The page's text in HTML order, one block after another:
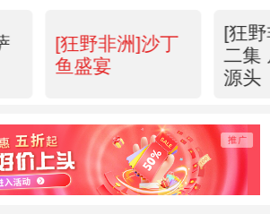
[狂野非洲]沙丁
鱼盛宴
[狂
二集
源头